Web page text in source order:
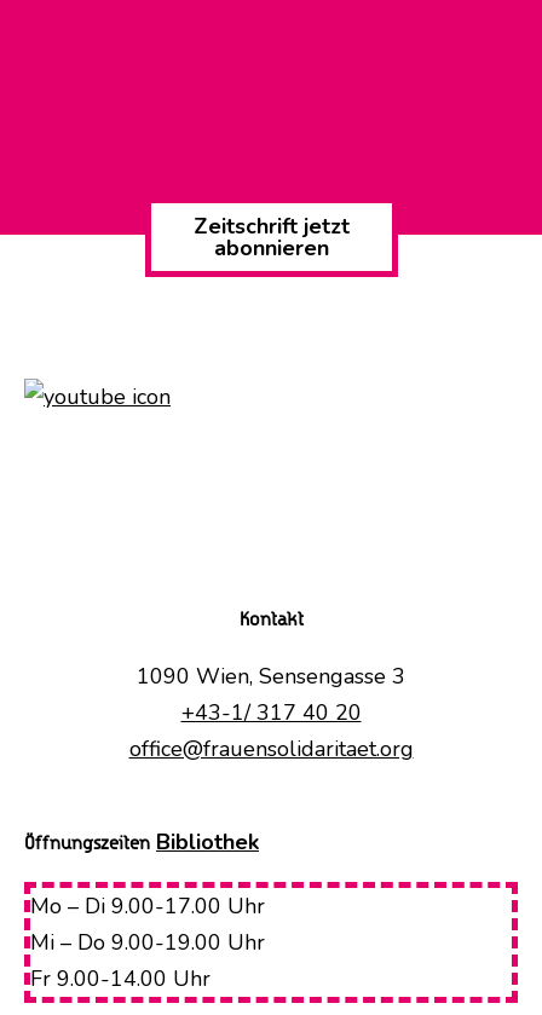
Zeitschrift jetzt
abonnieren
Kontakt
1090 Wien, Sensengasse 3
+43-1/ 317 40 20
office@frauensolidaritaet.org
Öffnungszeiten Bibliothek
Mo – Di 9.00-17.00 Uhr
Mi – Do 9.00-19.00 Uhr
Fr 9.00-14.00 Uhr